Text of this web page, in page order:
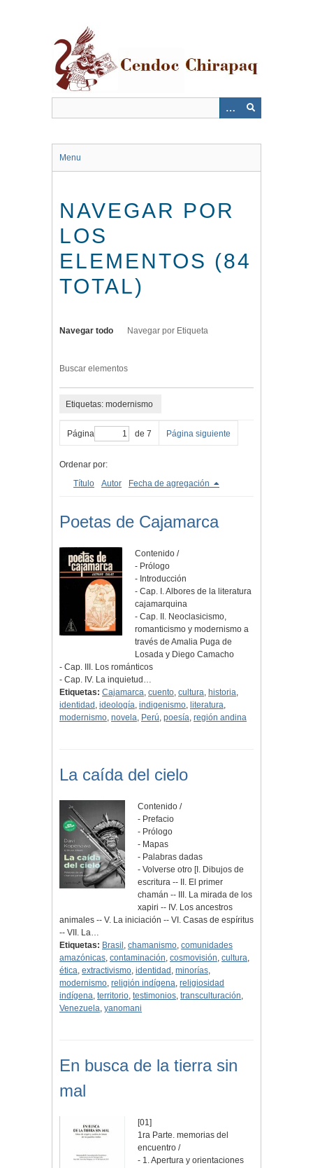
Menu
NAVEGAR POR
LOS
ELEMENTOS (84
TOTAL)
Navegar todo Navegar por Etiqueta
Buscar elementos
Etiquetas: modernismo
Página de 7 Página siguiente
Ordenar por:
Título
Autor Fecha de agregación
Poetas de Cajamarca
Contenido /
- Prólogo
- Introducción
- Cap. I. Albores de la literatura
cajamarquina
- Cap. II. Neoclasicismo,
romanticismo y modernismo a
través de Amalia Puga de
Losada y Diego Camacho
- Cap. III. Los románticos
- Cap. IV. La inquietud…
Etiquetas: Cajamarca, cuento, cultura, historia,
identidad , ideología, indigenismo, literatura,
modernismo, novela, Perú, poesía, región andina
La caída del cielo
Contenido /
- Prefacio
- Prólogo
- Mapas
- Palabras dadas
- Volverse otro [I. Dibujos de
escritura -- II. El primer
chamán -- III. La mirada de los
xapiri -- IV. Los ancestros
animales -- V. La iniciación -- VI. Casas de espíritus
-- VII. La…
Etiquetas: Brasil , chamanismo, comunidades
amazónicas, contaminación, cosmovisión, cultura,
ética, extractivismo, identidad , minorías,
modernismo, religión indígena, religiosidad
indígena, territorio, testimonios, transculturación,
Venezuela, yanomani
En busca de la tierra sin
mal
[01]
1ra Parte. memorias del
encuentro /
- 1. Apertura y orientaciones